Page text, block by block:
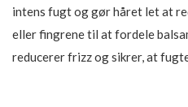
intens fugt og gør håret let at
eller fingrene til at fordele
reducerer frizz og sikrer, at